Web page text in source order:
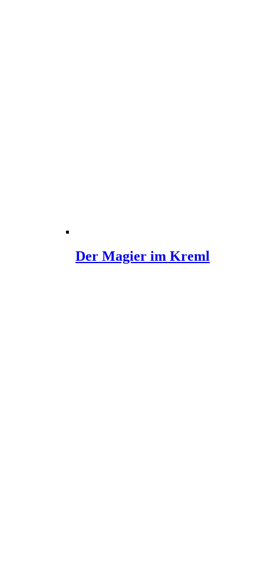
Der Magier im Kreml